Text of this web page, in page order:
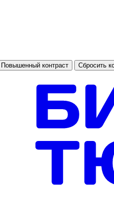
Повышенный контраст Сбросить